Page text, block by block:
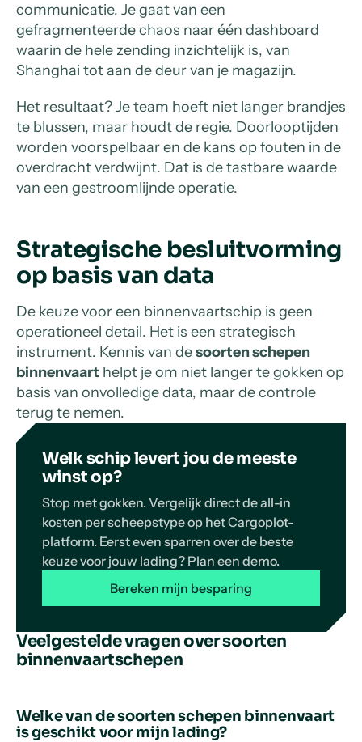
communicatie. Je gaat van een
gefragmenteerde chaos naar één dashboard
waarin de hele zending inzichtelijk is, van
Shanghai tot aan de deur van je magazijn.
Het resultaat? Je team hoeft niet langer brandjes
te blussen, maar houdt de regie. Doorlooptijden
worden voorspelbaar en de kans op fouten in de
overdracht verdwijnt. Dat is de tastbare waarde
van een gestroomlijnde operatie.
Strategische besluitvorming
op basis van data
De keuze voor een binnenvaartschip is geen
operationeel detail. Het is een strategisch
instrument. Kennis van desoorten schepen
binnenvaart helpt je om niet langer te gokken op
basis van onvolledige data, maar de controle
terug te nemen.
Welk schip levert jou de meeste
winst op?
Stop met gokken. Vergelijk direct de all-in
kosten per scheepstype op het Cargoplot-
platform. Eerst even sparren over de beste
keuze voor jouw lading? Plan een demo.
Bereken mijn besparing
Veelgestelde vragen over soorten
binnenvaartschepen
Welke van de soorten schepen binnenvaart
is geschikt voor mijn lading?